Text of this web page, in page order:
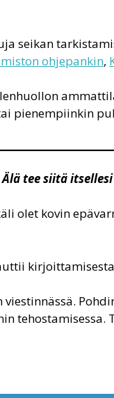
seikan
ohjepankin,
pienempiinkin
Älä tee siitä
olet kovin